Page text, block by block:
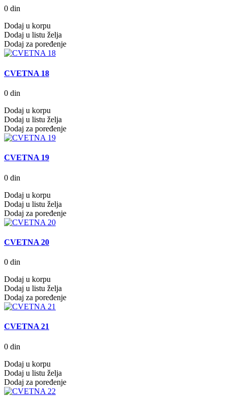
0 din
Dodaj u korpu
Dodaj u listu želja
Dodaj za poređenje
CVETNA 18
0 din
Dodaj u korpu
Dodaj u listu želja
Dodaj za poređenje
CVETNA 19
0 din
Dodaj u korpu
Dodaj u listu želja
Dodaj za poređenje
CVETNA 20
0 din
Dodaj u korpu
Dodaj u listu želja
Dodaj za poređenje
CVETNA 21
0 din
Dodaj u korpu
Dodaj u listu želja
Dodaj za poređenje